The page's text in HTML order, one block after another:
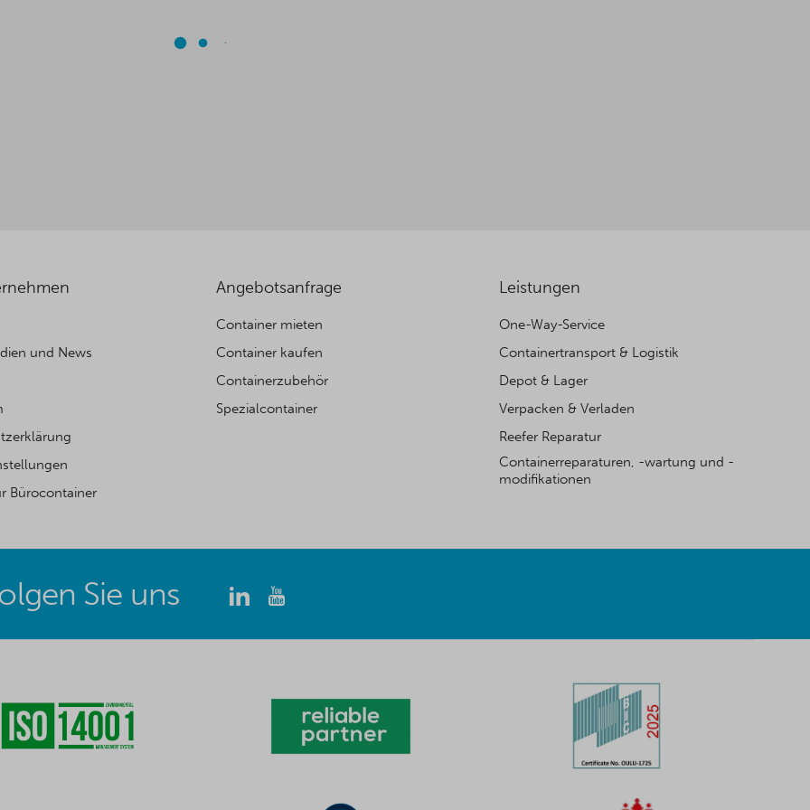
und News
Bürocontainer
Angebotsanfrage
Container mieten
Container kaufen
Containerzubehör
Spezialcontainer
Leistungen
One-Way-Service
Containertransport & Logistik
Depot & Lager
Verpacken & Verladen
Reefer Reparatur
Containerreparaturen, -wartung und -
modifikationen
Sie uns